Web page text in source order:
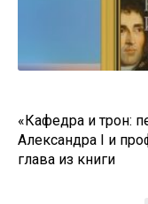
«Кафедра и трон:
Александра I и
глава из книги